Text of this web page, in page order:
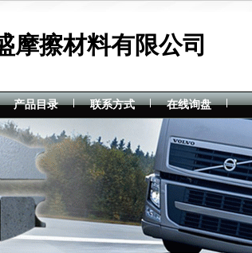
摩擦材料有限公司
产品目录 联系方式 在线询盘